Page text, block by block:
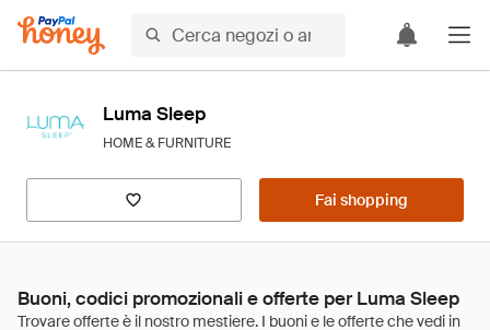
Luma Sleep
HOME & FURNITURE
Fai shopping
Buoni, codici promozionali e offerte per Luma Sleep